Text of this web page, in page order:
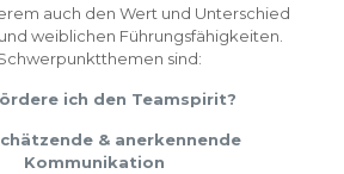
auch den Wert und Unterschied
weiblichen Führungsfähigkeiten.
sind:
ich den Teamspirit?
& anerkennende
Kommunikation